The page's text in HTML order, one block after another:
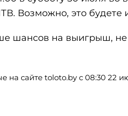
Возможно, это будете
шансов на выигрыш, не
на сайте toloto.by с 08:30 22